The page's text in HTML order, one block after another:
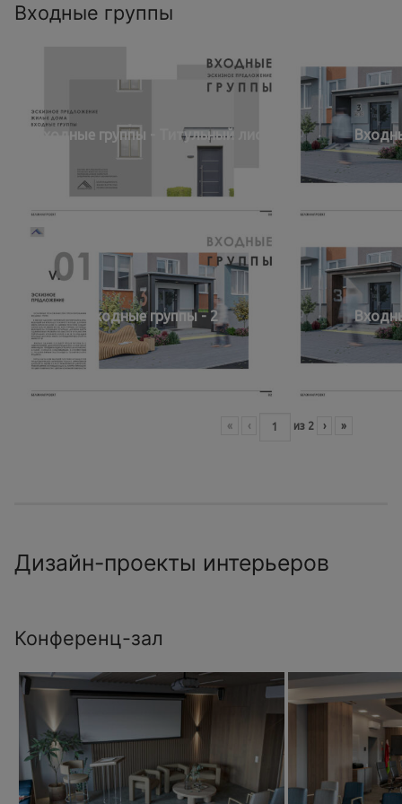
Входные группы
Входные группы - Титульный лист
Входные группы - 2
« ‹ из 2 › »
Дизайн-проекты интерьеров
Конференц-зал